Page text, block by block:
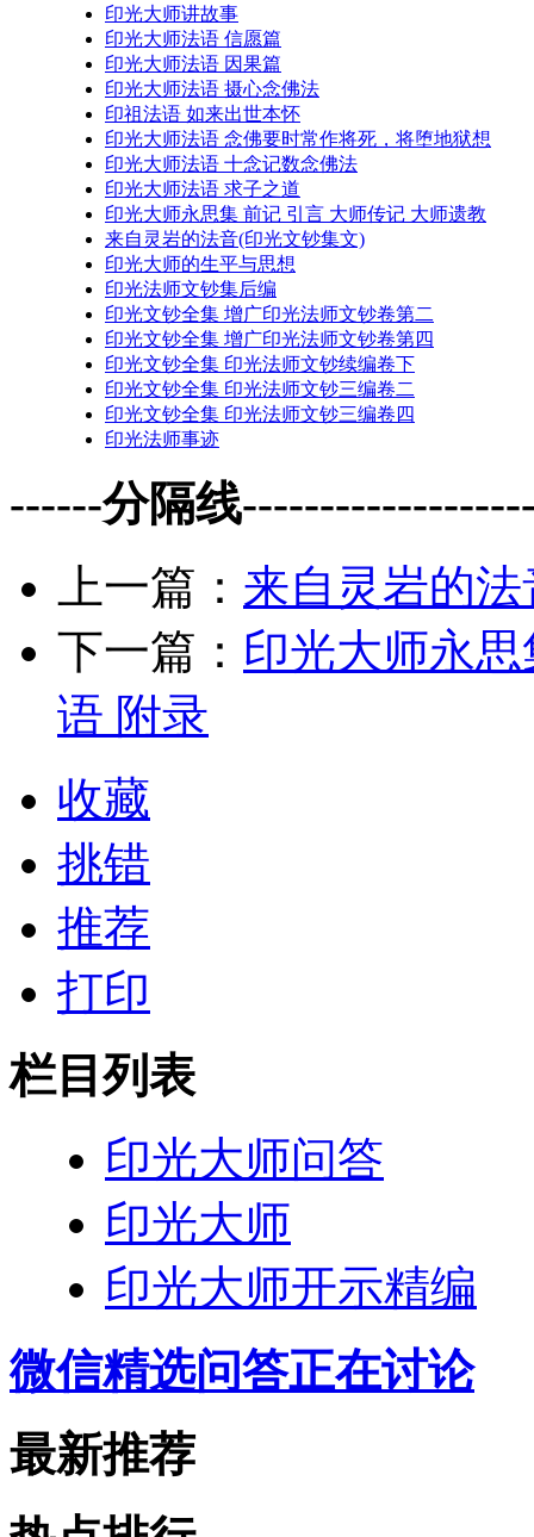
印光大师讲故事
印光大师法语 信愿篇
印光大师法语 因果篇
印光大师法语 摄心念佛法
印祖法语 如来出世本怀
印光大师法语 念佛要时常作将死，将堕地狱想
印光大师法语 十念记数念佛法
印光大师法语 求子之道
印光大师永思集 前记 引言 大师传记 大师遗教
来自灵岩的法音(印光文钞集文)
印光大师的生平与思想
印光法师文钞集后编
印光文钞全集 增广印光法师文钞卷第二
印光文钞全集 增广印光法师文钞卷第四
印光文钞全集 印光法师文钞续编卷下
印光文钞全集 印光法师文钞三编卷二
印光文钞全集 印光法师文钞三编卷四
印光法师事迹
------分隔线
上一篇： 来自灵岩的
下一篇： 印光大师永
语 附录
收藏
挑错
推荐
打印
栏目列表
印光大师问答
印光大师
印光大师开示精编
微信精选问答正在讨论
最新推荐